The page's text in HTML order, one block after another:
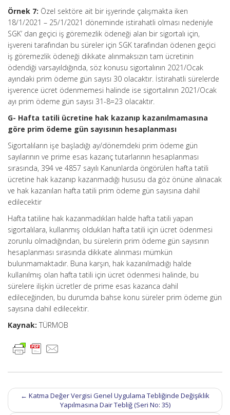
Örnek 7: Özel sektöre ait bir işyerinde çalışmakta iken
18/1/2021 – 25/1/2021 döneminde istirahatli olması nedeniyle
SGK’ dan geçici iş göremezlik ödeneği alan bir sigortalı için,
işvereni tarafından bu süreler için SGK tarafından ödenen geçici
iş göremezlik ödeneği dikkate alınmaksızın tam ücretinin
ödendiği varsayıldığında, söz konusu sigortalının 2021/Ocak
ayındaki prim ödeme gün sayısı 30 olacaktır. İstirahatli sürelerde
işverence ücret ödenmemesi halinde ise sigortalının 2021/Ocak
ayı prim ödeme gün sayısı 31-8=23 olacaktır.
G- Hafta tatili ücretine hak kazanıp kazanılmamasına
göre prim ödeme gün sayısının hesaplanması
Sigortalıların işe başladığı ay/dönemdeki prim ödeme gün
sayılarının ve prime esas kazanç tutarlarının hesaplanması
sırasında, 394 ve 4857 sayılı Kanunlarda öngörülen hafta tatili
ücretine hak kazanıp kazanmadığı hususu da göz önüne alınacak
ve hak kazanılan hafta tatili prim ödeme gün sayısına dahil
edilecektir
Hafta tatiline hak kazanmadıkları halde hafta tatili yapan
sigortalılara, kullanmış oldukları hafta tatili için ücret ödenmesi
zorunlu olmadığından, bu sürelerin prim ödeme gün sayısının
hesaplanması sırasında dikkate alınması mümkün
bulunmamaktadır. Buna karşın, hak kazanılmadığı halde
kullanılmış olan hafta tatili için ücret ödenmesi halinde, bu
sürelere ilişkin ücretler de prime esas kazanca dahil
edileceğinden, bu durumda bahse konu süreler prim ödeme gün
sayısına dahil edilecektir.
Kaynak: TÜRMOB
Post
navigation
← Katma Değer Vergisi Genel Uygulama Tebliğinde Değişiklik
Yapılmasına Dair Tebliğ (Seri No: 35)